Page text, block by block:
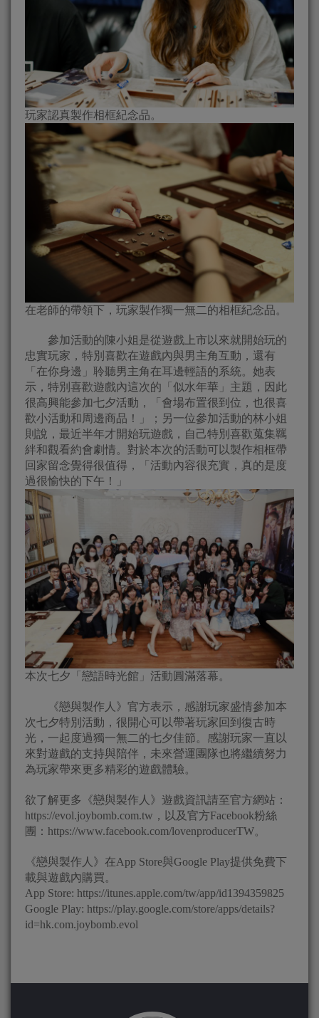
玩家認真製作相框紀念品。
在老師的帶領下，玩家製作獨一無二的相框紀念品。
參加活動的陳小姐是從遊戲上市以來就開始玩的
忠實玩家，特別喜歡在遊戲內與男主角互動，還有
「在你身邊」聆聽男主角在耳邊輕語的系統。她表
示，特別喜歡遊戲內這次的「似水年華」主題，因此
很高興能參加七夕活動，「會場布置很到位，也很喜
歡小活動和周邊商品！」；另一位參加活動的林小姐
則說，最近半年才開始玩遊戲，自己特別喜歡蒐集羈
絆和觀看約會劇情。對於本次的活動可以製作相框帶
回家留念覺得很值得，「活動內容很充實，真的是度
過很愉快的下午！」
本次七夕「戀語時光館」活動圓滿落幕。
《戀與製作人》官方表示，感謝玩家盛情參加本
次七夕特別活動，很開心可以帶著玩家回到復古時
光，一起度過獨一無二的七夕佳節。感謝玩家一直以
來對遊戲的支持與陪伴，未來營運團隊也將繼續努力
為玩家帶來更多精彩的遊戲體驗。
欲了解更多《戀與製作人》遊戲資訊請至官方網站：
https://evol.joybomb.com.tw，以及官方Facebook粉絲
團：https://www.facebook.com/lovenproducerTW。
《戀與製作人》在App Store與Google Play提供免費下
載與遊戲內購買。
App Store: https://itunes.apple.com/tw/app/id1394359825
Google Play: https://play.google.com/store/apps/details?
id=hk.com.joybomb.evol